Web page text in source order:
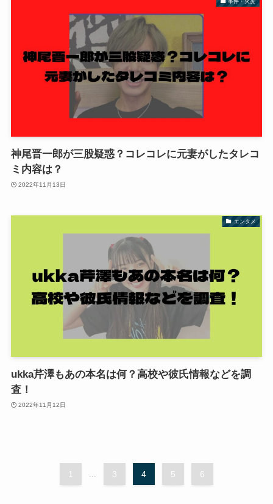
事件・火災
神尾晋一郎が三股疑惑？コレコレに元妻がしたタレコ
ミ内容は？
2022年11月13日
エンタメ
ukka芹澤もあの本名は何？高校や彼氏情報などを調
査！
2022年11月12日
1 ... 3 4 5 6